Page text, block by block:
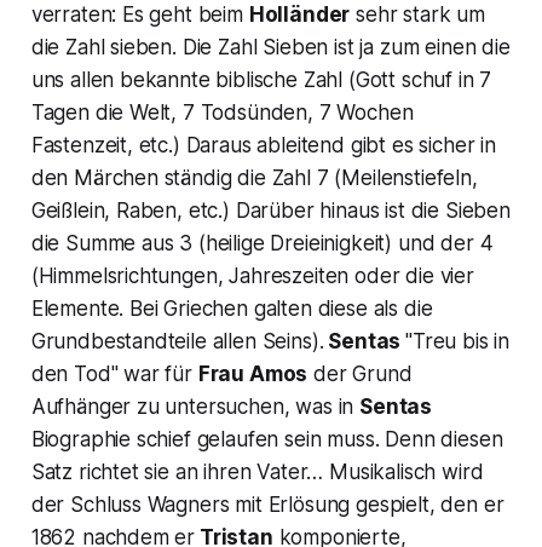
verraten: Es geht beim Holländer sehr stark um
die Zahlsieben. Die Zahl Sieben ist ja zum einen die
uns allen bekannte biblische Zahl (Gott schuf in 7
Tagen die Welt, 7 Todsünden, 7 Wochen
Fastenzeit, etc.) Daraus ableitend gibt es sicher in
den Märchen ständig die Zahl 7 (Meilenstiefeln,
Geißlein, Raben, etc.) Darüber hinaus ist die Sieben
die Summe aus 3 (heilige Dreieinigkeit) und der 4
(Himmelsrichtungen, Jahreszeiten oder die vier
Elemente. Bei Griechen galten diese als die
Grundbestandteile allen Seins). Sentas "Treu bis in
den Tod" war für Frau Amos der Grund
Aufhänger zu untersuchen, was in Sentas
Biographie schief gelaufen sein muss. Denn diesen
Satz richtet sie an ihren Vater… Musikalisch wird
der Schluss Wagners mit Erlösung gespielt, den er
1862 nachdem er Tristan komponierte,